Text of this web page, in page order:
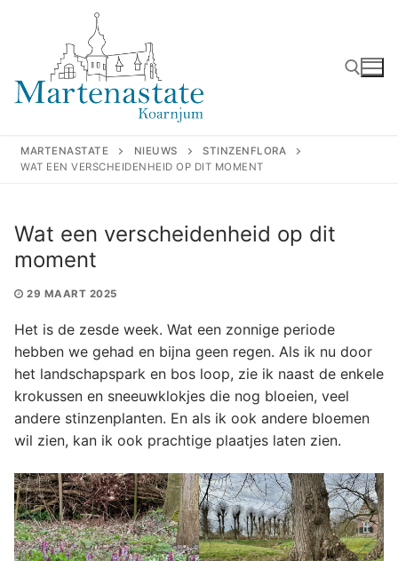
inhoud
Zoeken naar:
MARTENASTATE NIEUWS
STINZENFLORA
WAT EEN VERSCHEIDENHEID OP DIT MOMENT
Wat een verscheidenheid op dit
moment
29 MAART 2025
Het is de zesde week. Wat een zonnige periode
hebben we gehad en bijna geen regen. Als ik nu door
het landschapspark en bos loop, zie ik naast de enkele
krokussen en sneeuwklokjes die nog bloeien, veel
andere stinzenplanten. En als ik ook andere bloemen
wil zien, kan ik ook prachtige plaatjes laten zien.